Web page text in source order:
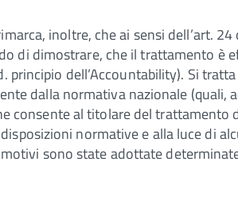
inoltre, che ai sensi dell’art. 24
di dimostrare, che il trattamento è
principio dell’Accountability). Si
dalla normativa nazionale (quali,
consente al titolare del trattamento
normative e alla luce di
sono state adottate